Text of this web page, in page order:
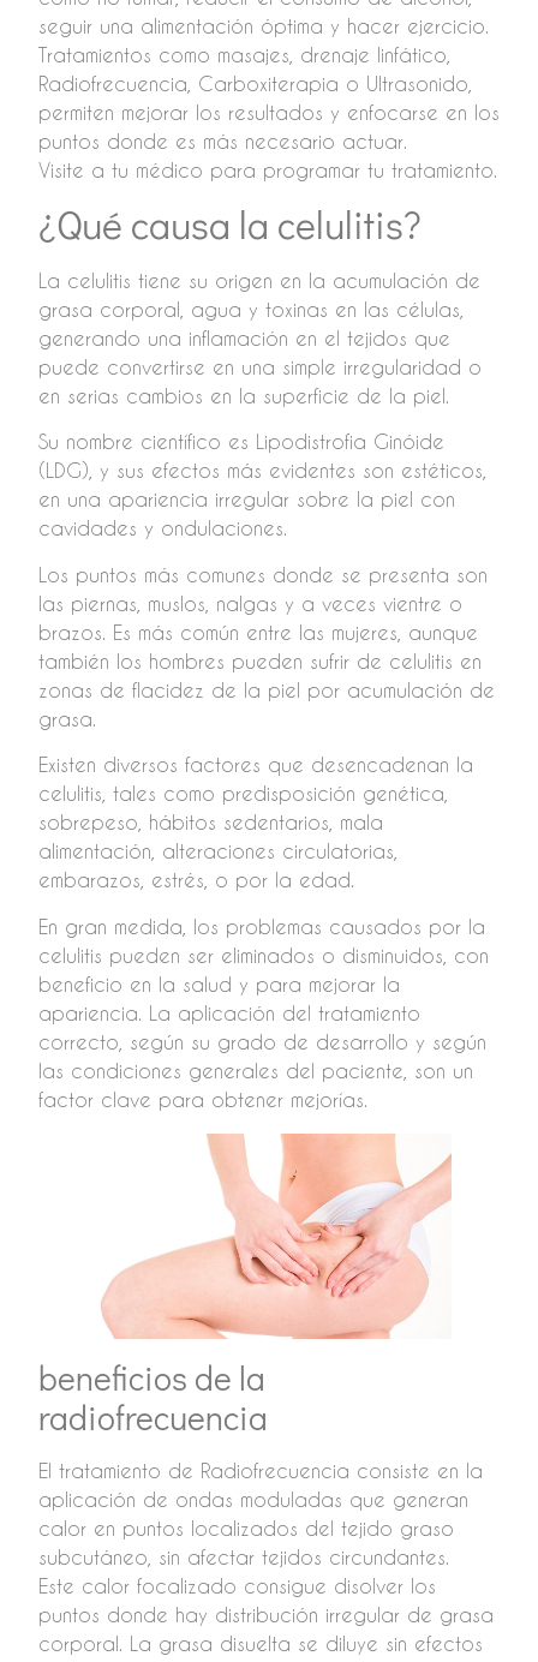
seguir una alimentación óptima y hacer ejercicio.
Tratamientos como masajes, drenaje linfático,
Radiofrecuencia, Carboxiterapia o Ultrasonido,
permiten mejorar los resultados y enfocarse en los
puntos donde es más necesario actuar.
Visite a tu médico para programar tu tratamiento.
¿Qué causa la celulitis?
La celulitis tiene su origen en la acumulación de
grasa corporal, agua y toxinas en las células,
generando una inflamación en el tejidos que
puede convertirse en una simple irregularidad o
en serias cambios en la superficie de la piel.
Su nombre científico es Lipodistrofia Ginóide
(LDG), y sus efectos más evidentes son estéticos,
en una apariencia irregular sobre la piel con
cavidades y ondulaciones.
Los puntos más comunes donde se presenta son
las piernas, muslos, nalgas y a veces vientre o
brazos. Es más común entre las mujeres, aunque
también los hombres pueden sufrir de celulitis en
zonas de flacidez de la piel por acumulación de
grasa.
Existen diversos factores que desencadenan la
celulitis, tales como predisposición genética,
sobrepeso, hábitos sedentarios, mala
alimentación, alteraciones circulatorias,
embarazos, estrés, o por la edad.
En gran medida, los problemas causados por la
celulitis pueden ser eliminados o disminuidos, con
beneficio en la salud y para mejorar la
apariencia. La aplicación del tratamiento
correcto, según su grado de desarrollo y según
las condiciones generales del paciente, son un
factor clave para obtener mejorías.
beneficios de la
radiofrecuencia
El tratamiento de Radiofrecuencia consiste en la
aplicación de ondas moduladas que generan
calor en puntos localizados del tejido graso
subcutáneo, sin afectar tejidos circundantes.
Este calor focalizado consigue disolver los
puntos donde hay distribución irregular de grasa
corporal. La grasa disuelta se diluye sin efectos